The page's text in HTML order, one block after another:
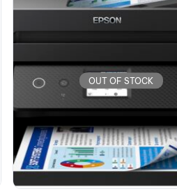
OUT OF STOCK